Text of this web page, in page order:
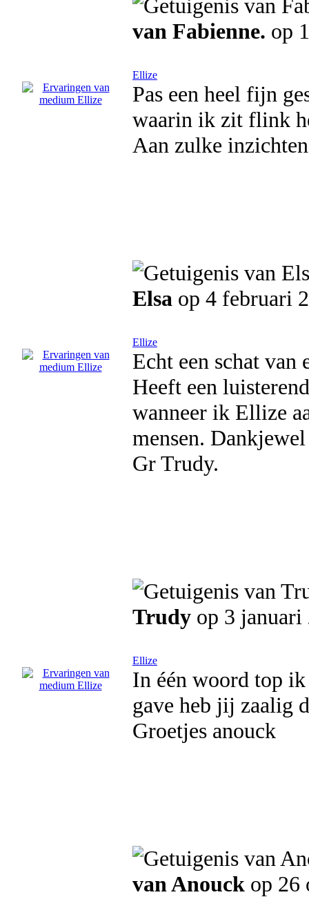
van Fabienne. op
Ellize
Pas een heel fijn
waarin ik zit flink
Aan zulke
Elsa op 4 februari
Ellize
Echt een schat van
Heeft een
wanneer ik Ellize
mensen.
Gr Trudy.
Trudy op 3 januari
Ellize
In één woord top
gave heb jij zaalig
Groetjes anouck
van Anouck op 26